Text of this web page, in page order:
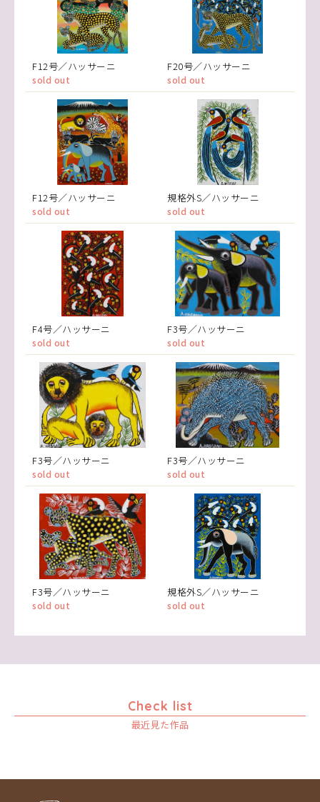
F12号／ハッサーニ
sold out
F20号／ハッサーニ
sold out
F12号／ハッサーニ
sold out
規格外S／ハッサーニ
sold out
F4号／ハッサーニ
sold out
F3号／ハッサーニ
sold out
F3号／ハッサーニ
sold out
F3号／ハッサーニ
sold out
F3号／ハッサーニ
sold out
規格外S／ハッサーニ
sold out
Check list
最近見た作品